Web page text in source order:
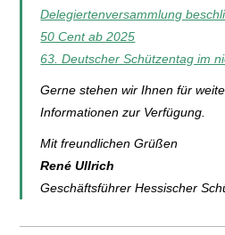
Delegiertenversammlung
50 Cent ab 2025
63. Deutscher Schützentag im
Gerne stehen wir Ihnen für
Informationen zur Verfügung.
Mit freundlichen Grüßen
René Ullrich
Geschäftsführer Hessischer